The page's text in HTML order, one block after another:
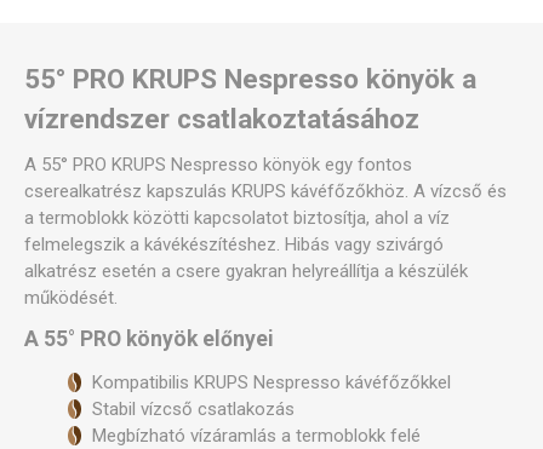
55° PRO KRUPS Nespresso könyök a
vízrendszer csatlakoztatásához
A 55° PRO KRUPS Nespresso könyök egy fontos
cserealkatrész kapszulás KRUPS kávéfőzőkhöz. A vízcső és
a termoblokk közötti kapcsolatot biztosítja, ahol a víz
felmelegszik a kávékészítéshez. Hibás vagy szivárgó
alkatrész esetén a csere gyakran helyreállítja a készülék
működését.
A 55° PRO könyök előnyei
Kompatibilis KRUPS Nespresso kávéfőzőkkel
Stabil vízcső csatlakozás
Megbízható vízáramlás a termoblokk felé